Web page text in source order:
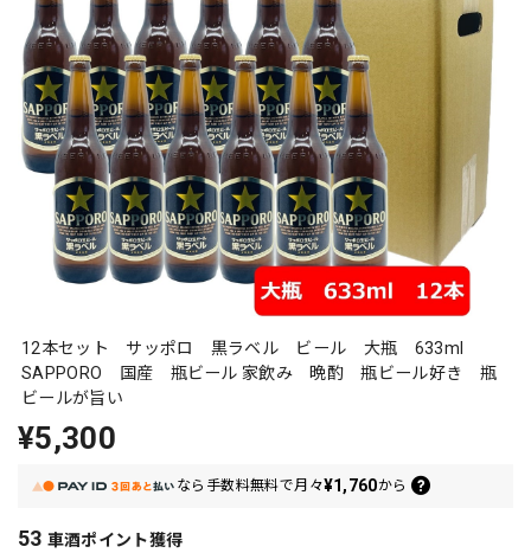
12本セット サッポロ 黒ラベル ビール 大瓶 633ml
SAPPORO 国産 瓶ビール 家飲み 晩酌 瓶ビール好き 瓶
ビールが旨い
¥5,300
なら 手数料無料で月々¥1,760から
53 車酒ポイント獲得